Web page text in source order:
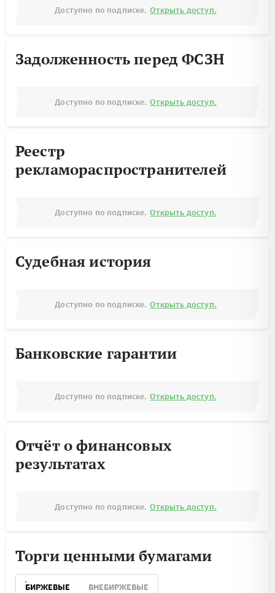
Доступно по подписке. Открыть доступ.
Задолженность перед ФСЗН
Доступно по подписке. Открыть доступ.
Реестр
рекламораспространителей
Доступно по подписке. Открыть доступ.
Судебная история
Доступно по подписке. Открыть доступ.
Банковские гарантии
Доступно по подписке. Открыть доступ.
Отчёт о финансовых
результатах
Доступно по подписке. Открыть доступ.
Торги ценными бумагами
БИРЖЕВЫЕ ВНЕБИРЖЕВЫЕ